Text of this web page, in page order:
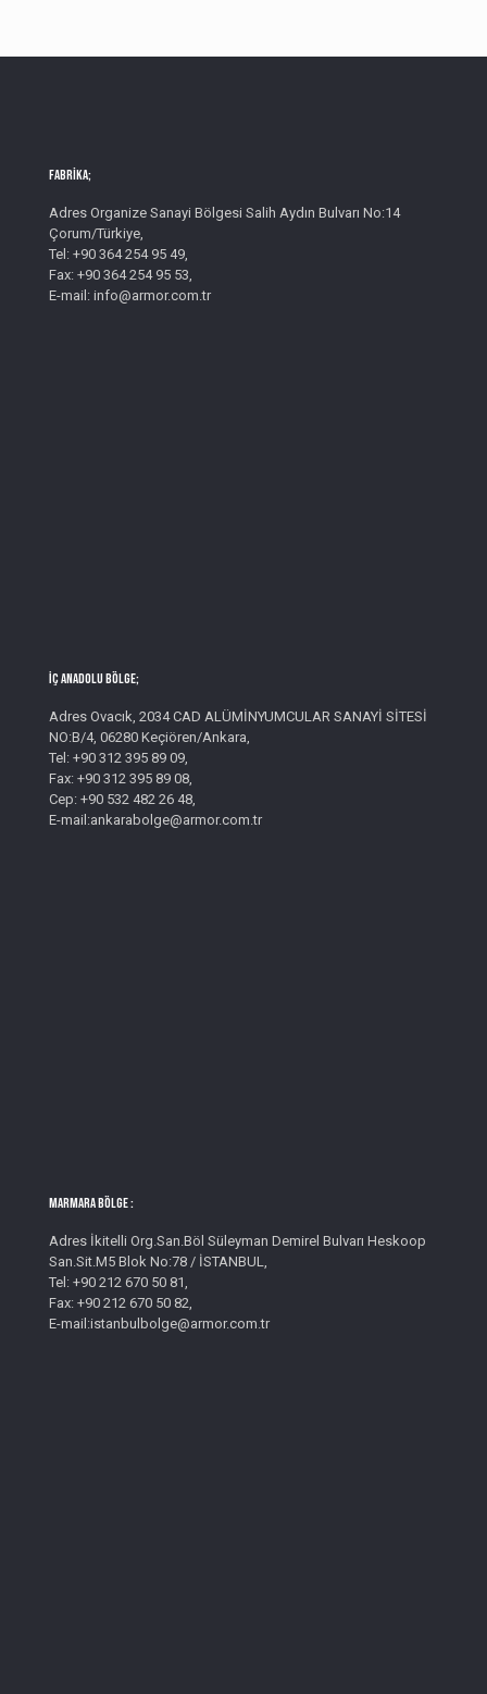
Fabrika;
Adres Organize Sanayi Bölgesi Salih Aydın Bulvarı No:14
Çorum/Türkiye,
Tel: +90 364 254 95 49,
Fax: +90 364 254 95 53,
E-mail: info@armor.com.tr
İç Anadolu Bölge;
Adres Ovacık, 2034 CAD ALÜMİNYUMCULAR SANAYİ SİTESİ
NO:B/4, 06280 Keçiören/Ankara,
Tel: +90 312 395 89 09,
Fax: +90 312 395 89 08,
Cep: +90 532 482 26 48,
E-mail:ankarabolge@armor.com.tr
MARMARA BÖLGE :
Adres İkitelli Org.San.Böl Süleyman Demirel Bulvarı Heskoop
San.Sit.M5 Blok No:78 / İSTANBUL,
Tel: +90 212 670 50 81,
Fax: +90 212 670 50 82,
E-mail:istanbulbolge@armor.com.tr